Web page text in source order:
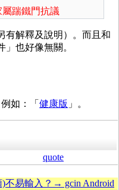
踹鐵門抗議
有解釋及說明）。而且和
也好像無關。
如：「 健康版 」。
quote
不易輸入？→ gcin Android